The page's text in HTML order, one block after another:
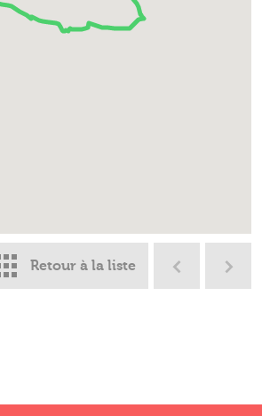
Retour à la liste